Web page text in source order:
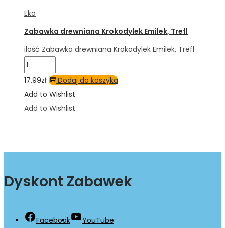
Eko
Zabawka drewniana Krokodylek Emilek, Trefl
ilość Zabawka drewniana Krokodylek Emilek, Trefl
17,99zł
Dodaj do koszyka
Add to Wishlist
Add to Wishlist
Dyskont Zabawek
Facebook YouTube